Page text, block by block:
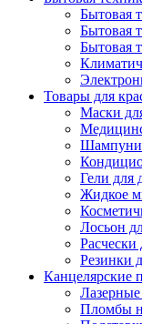
Бытовая
Бытовая
Бытовая
Товары для
Маски
Шампуни
Гели для
Жидкое
Лосьон
Расчески
Резинки
Канцелярские
Лазерные
Пломбы